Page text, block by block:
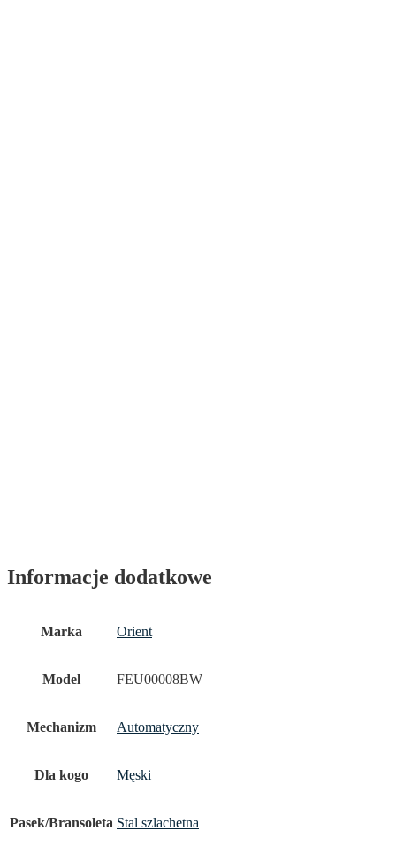
Informacje dodatkowe
Marka Orient
Model FEU00008BW
Mechanizm Automatyczny
Dla kogo Męski
Pasek/Bransoleta Stal szlachetna